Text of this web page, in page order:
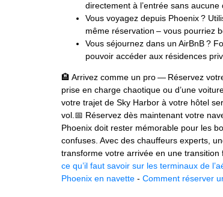
directement à l’entrée sans aucune
Vous voyagez depuis Phoenix ?
même réservation – vous pourriez
Vous séjournez dans un AirBnB ?
pouvoir accéder aux résidences
🏨 Arrivez comme un pro — Réservez
prise en charge chaotique ou d’une
votre trajet de Sky Harbor à votre hôtel
vol.📅 Réservez dès maintenant votre
Phoenix doit rester mémorable pour les
confuses. Avec des chauffeurs experts,
transforme votre arrivée en une transition
ce qu’il faut savoir sur les terminaux de
Phoenix en navette ‑ Comment réserver